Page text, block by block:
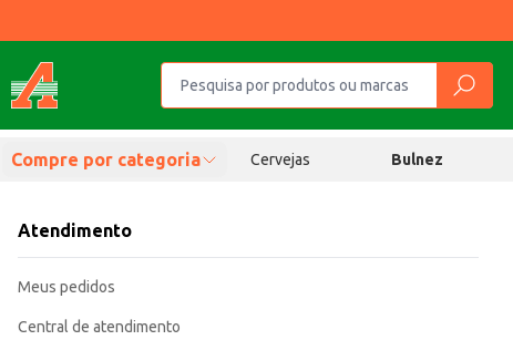
Compre por categoria Cervejas Bulnez
Atendimento
Meus pedidos
Central de atendimento